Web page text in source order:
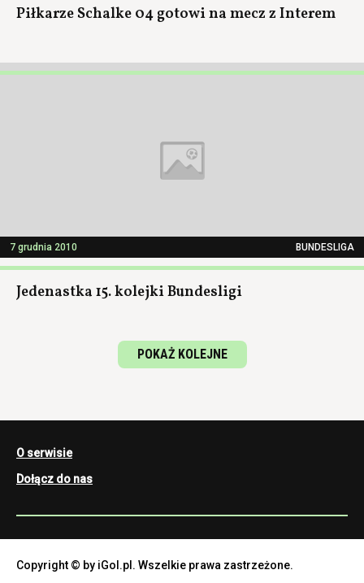
Piłkarze Schalke 04 gotowi na mecz z Interem
7 grudnia 2010 BUNDESLIGA
Jedenastka 15. kolejki Bundesligi
POKAŻ KOLEJNE
O serwisie
Dołącz do nas
Copyright © by iGol.pl. Wszelkie prawa zastrzeżone.